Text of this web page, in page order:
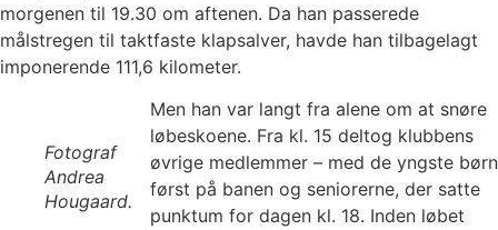
morgenen til 19.30 om aftenen. Da han passerede
målstregen til taktfaste klapsalver, havde han tilbagelagt
imponerende 111,6 kilometer.
Fotograf
Andrea
Hougaard.
Men han var langt fra alene om at snøre
løbeskoene. Fra kl. 15 deltog klubbens
øvrige medlemmer – med de yngste børn
først på banen og seniorerne, der satte
punktum for dagen kl. 18. Inden løbet